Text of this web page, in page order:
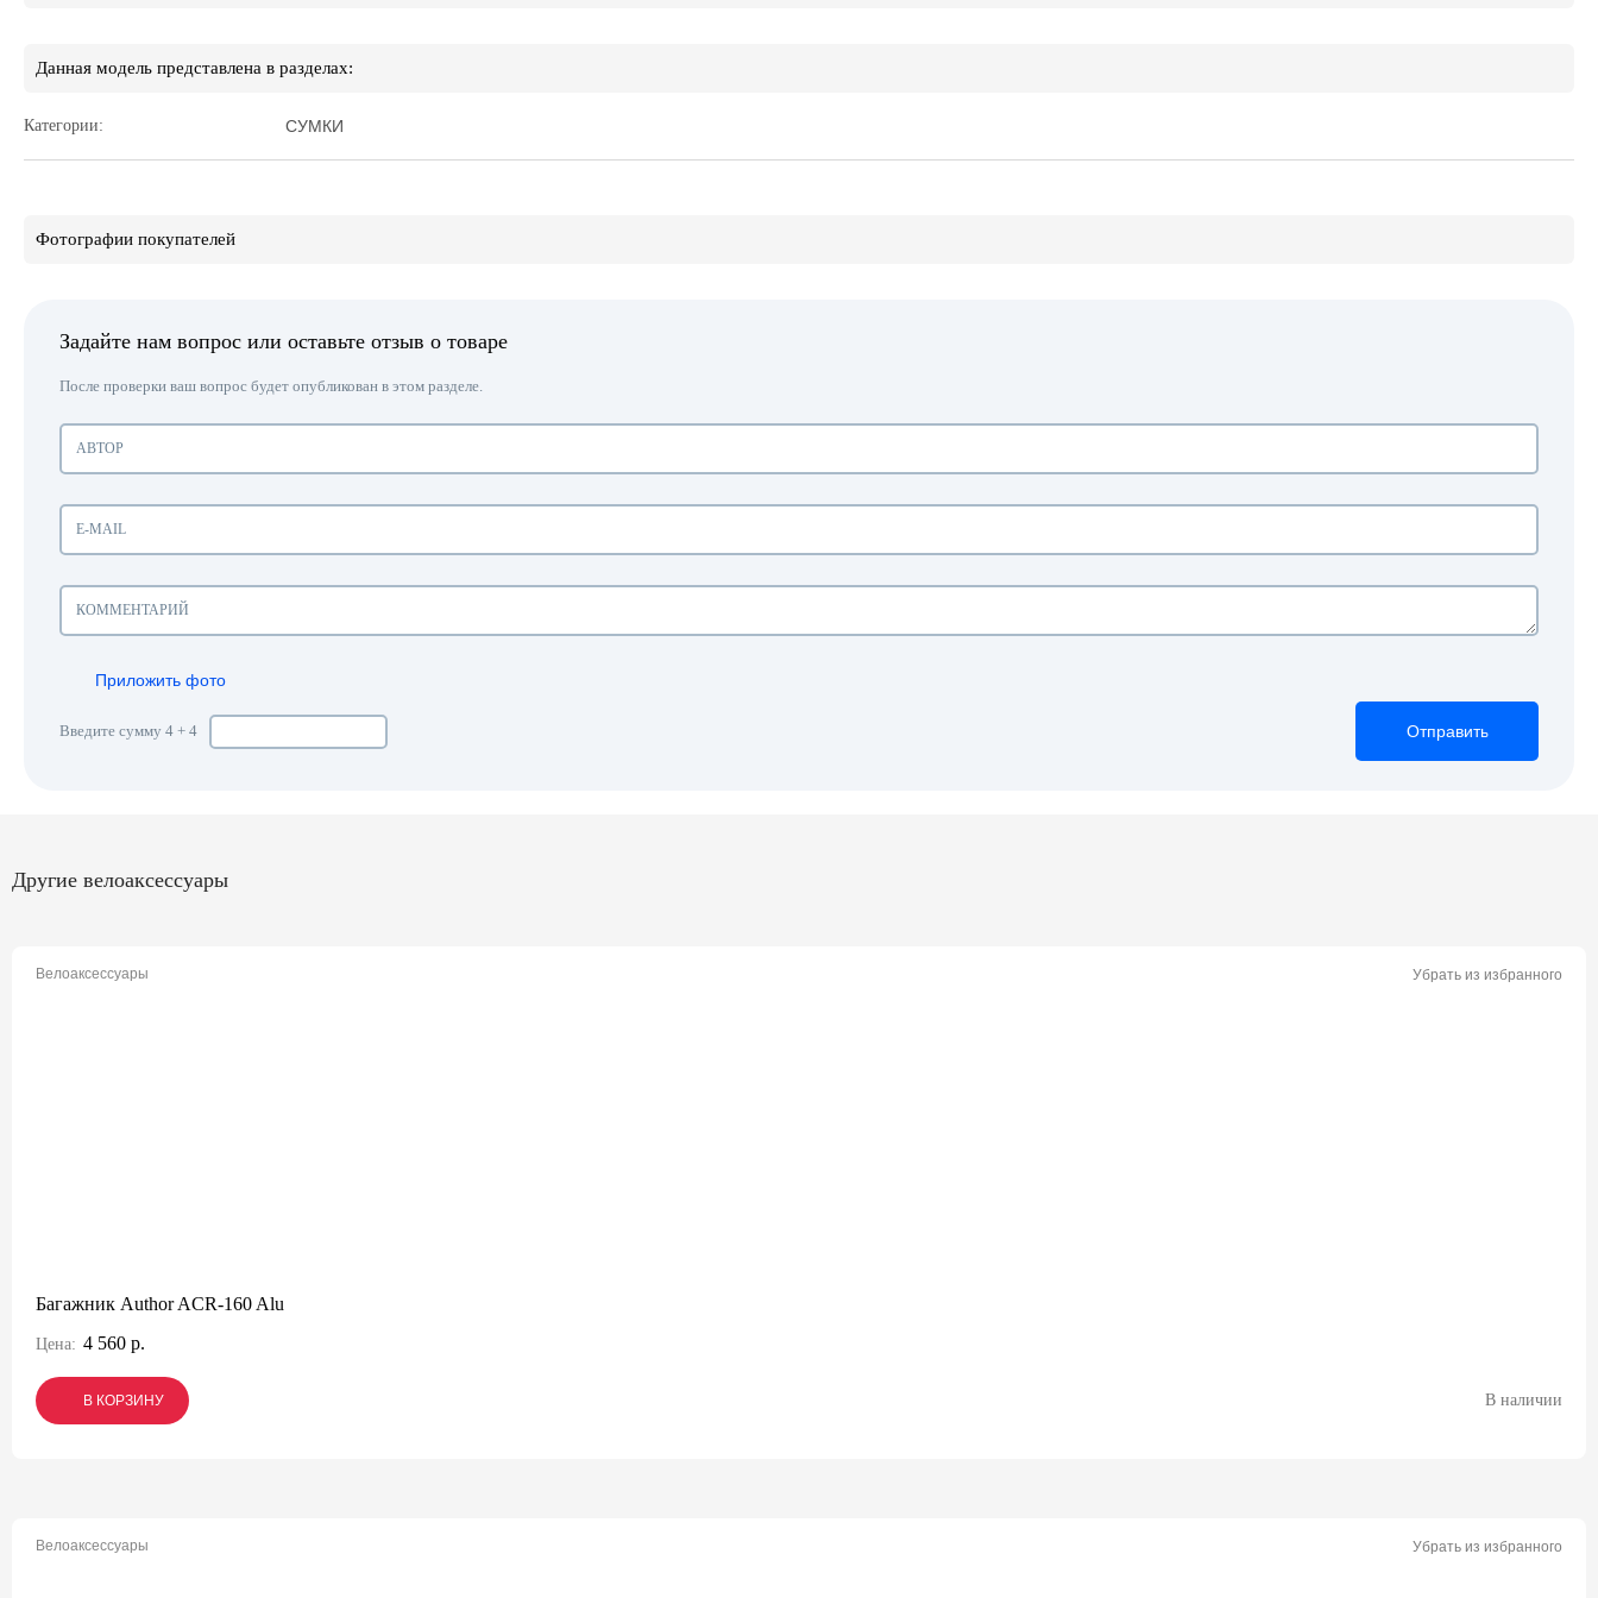
Данная модель представлена в разделах:
Категории: СУМКИ
Фотографии покупателей
Задайте нам вопрос или оставьте отзыв о товаре
После проверки ваш вопрос будет опубликован в этом разделе.
Приложить фото
Введите сумму 4 + 4 Отправить
Отправить
Отправить
Другие велоаксессуары
Велоаксессуары Убрать из избранного
Багажник Author ACR-160 Alu
Цена: 4 560 р.
В КОРЗИНУ
В КОРЗИНУ
В КОРЗИНУ В наличии
Велоаксессуары Убрать из избранного